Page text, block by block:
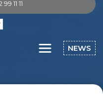
11 11
NEWS